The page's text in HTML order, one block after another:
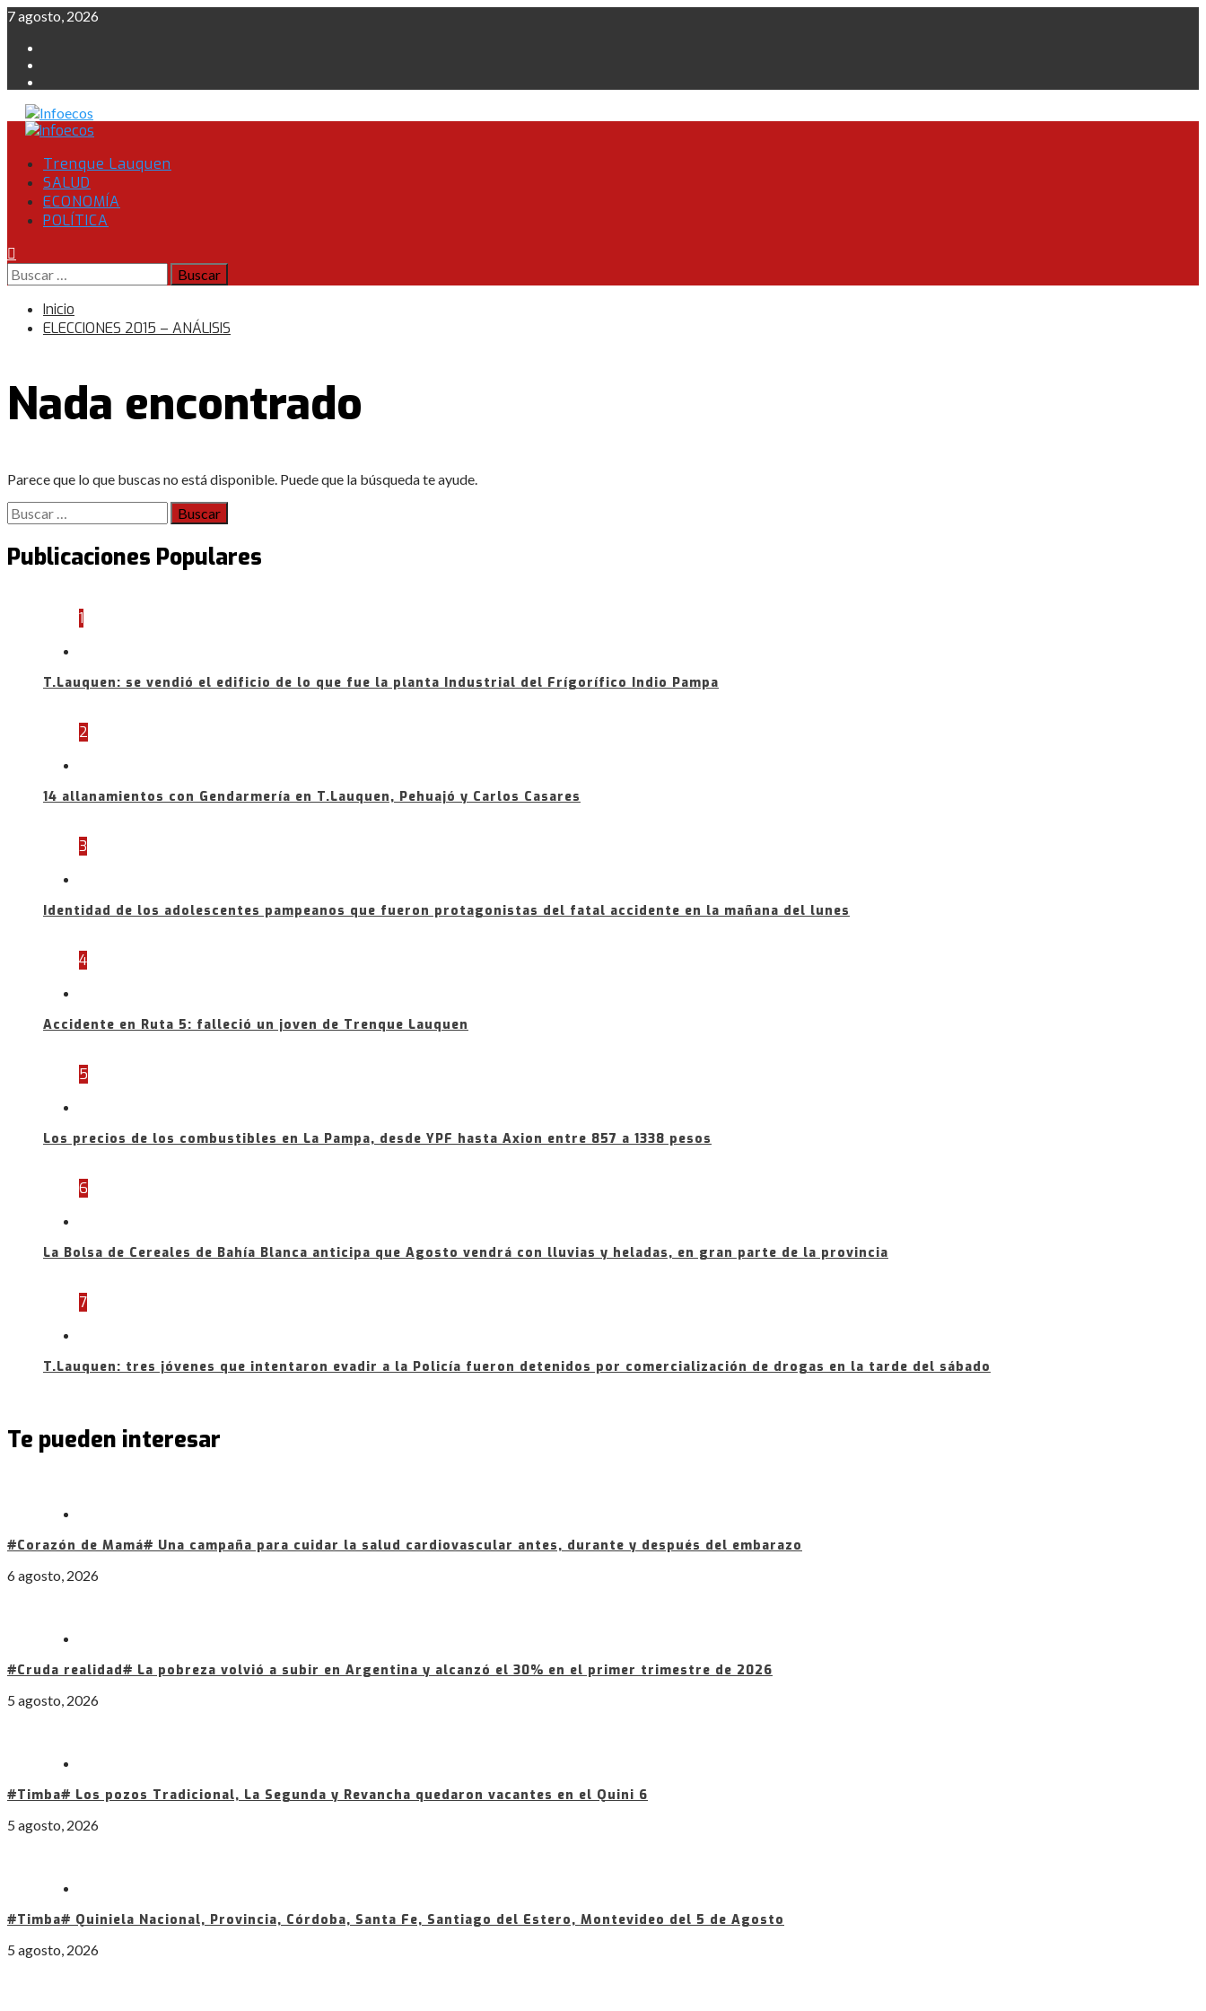
Saltar
contenido
7 agosto, 2026
Menú
Trenque Lauquen
SALUD
ECONOMÍA
POLÍTICA
Buscar:
Inicio
ELECCIONES 2015 – ANÁLISIS
Nada encontrado
Parece que lo que buscas no está disponible. Puede que la búsqueda te ayude.
Buscar:
Publicaciones Populares
1
T.Lauquen: se vendió el edificio de lo que fue la planta Industrial del Frígorífico Indio Pampa
2
14 allanamientos con Gendarmería en T.Lauquen, Pehuajó y Carlos Casares
3
Identidad de los adolescentes pampeanos que fueron protagonistas del fatal accidente en la mañana del lunes
4
Accidente en Ruta 5: falleció un joven de Trenque Lauquen
5
Los precios de los combustibles en La Pampa, desde YPF hasta Axion entre 857 a 1338 pesos
6
La Bolsa de Cereales de Bahía Blanca anticipa que Agosto vendrá con lluvias y heladas, en gran parte de la provincia
7
T.Lauquen: tres jóvenes que intentaron evadir a la Policía fueron detenidos por comercialización de drogas en la tarde del sábado
Te pueden interesar
#Corazón de Mamá# Una campaña para cuidar la salud cardiovascular antes, durante y después del embarazo
6 agosto, 2026
#Cruda realidad# La pobreza volvió a subir en Argentina y alcanzó el 30% en el primer trimestre de 2026
5 agosto, 2026
#Timba# Los pozos Tradicional, La Segunda y Revancha quedaron vacantes en el Quini 6
5 agosto, 2026
#Timba# Quiniela Nacional, Provincia, Córdoba, Santa Fe, Santiago del Estero, Montevideo del 5 de Agosto
5 agosto, 2026